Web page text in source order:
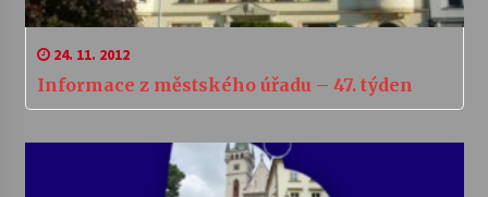
24. 11. 2012
Informace z městského úřadu – 47. týden